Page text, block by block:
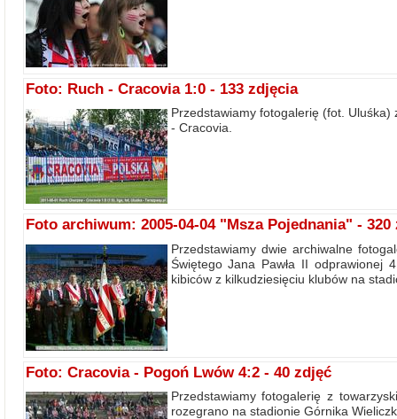
Foto: Ruch - Cracovia 1:0 - 133 zdjęcia
Przedstawiamy fotogalerię (fot.
- Cracovia.
Foto archiwum: 2005-04-04 "Msza Pojednania" - 320
Przedstawiamy dwie archiwalne
Świętego Jana Pawła II odprawionej
kibiców z kilkudziesięciu klubów na
Foto: Cracovia - Pogoń Lwów 4:2 - 40 zdjęć
Przedstawiamy fotogalerię z
rozegrano na stadionie Górnika